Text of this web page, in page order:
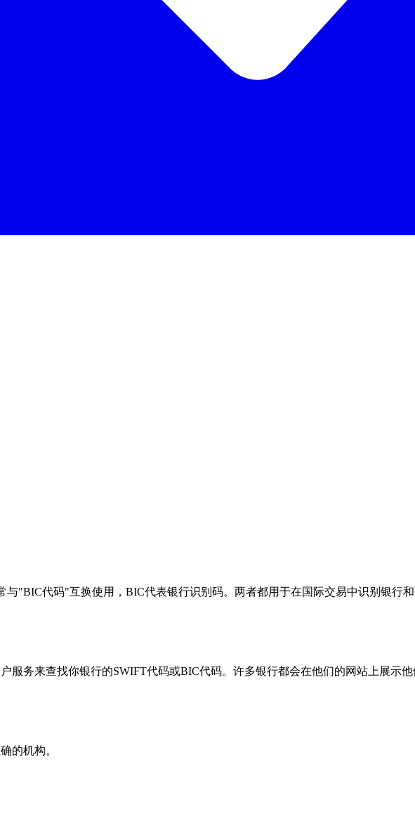
"BIC代码"互换使用，BIC代表银行识别码。两者都用于在国际交易中识别银行和
务来查找你银行的SWIFT代码或BIC代码。许多银行都会在他们的网站上展示他
的机构。